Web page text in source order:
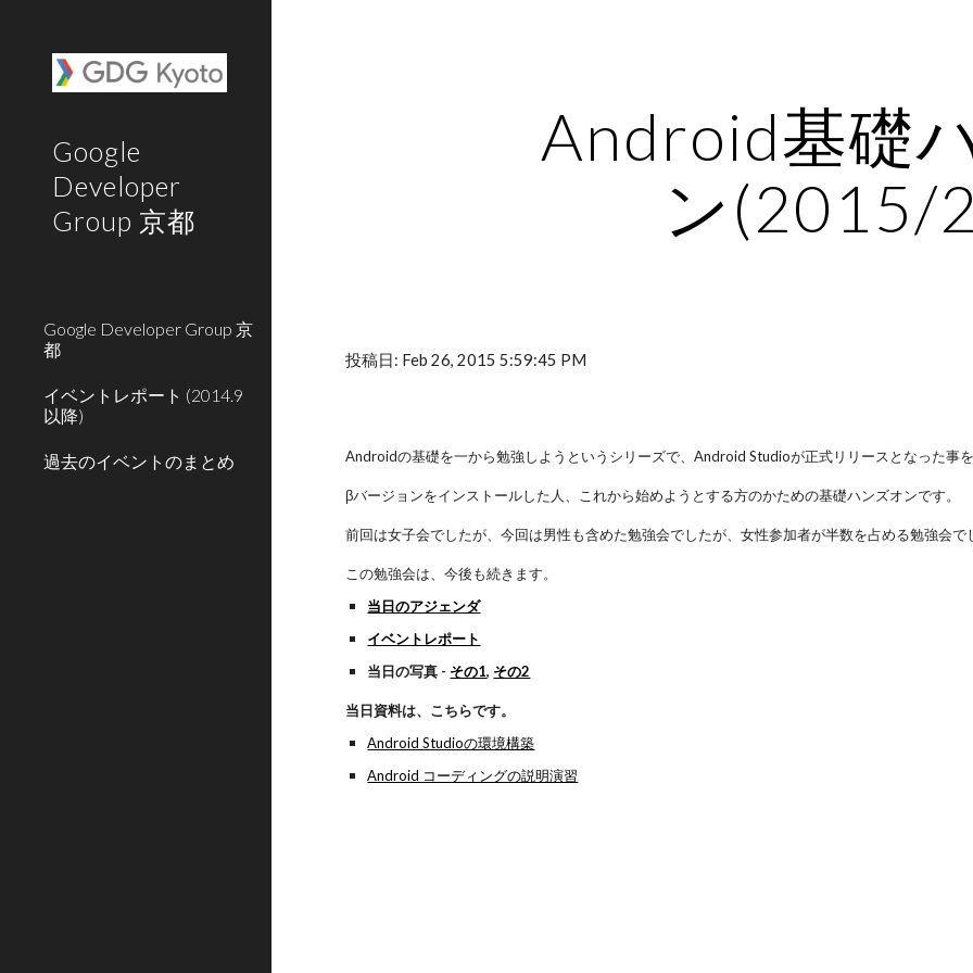
Google
Developer
Group 京都
Google Developer Group 京
都
イベントレポート (2014.9
以降)
過去のイベントのまとめ
Android基礎
ン(2015/
投稿日: Feb 26, 2015 5:59:45 PM
Androidの基礎を一から勉強しようというシリーズで、Android Studioが正式リリースとなった事
βバージョンをインストールした人、これから始めようとする方のかための基礎ハンズオンです。
前回は女子会でしたが、今回は男性も含めた勉強会でしたが、女性参加者が半数を占める勉強会で
この勉強会は、今後も続きます。
当日のアジェンダ
イベントレポート
当日の写真 - その1, その2
当日資料は、こちらです。
Android Studioの環境構築
Android コーディングの説明演習